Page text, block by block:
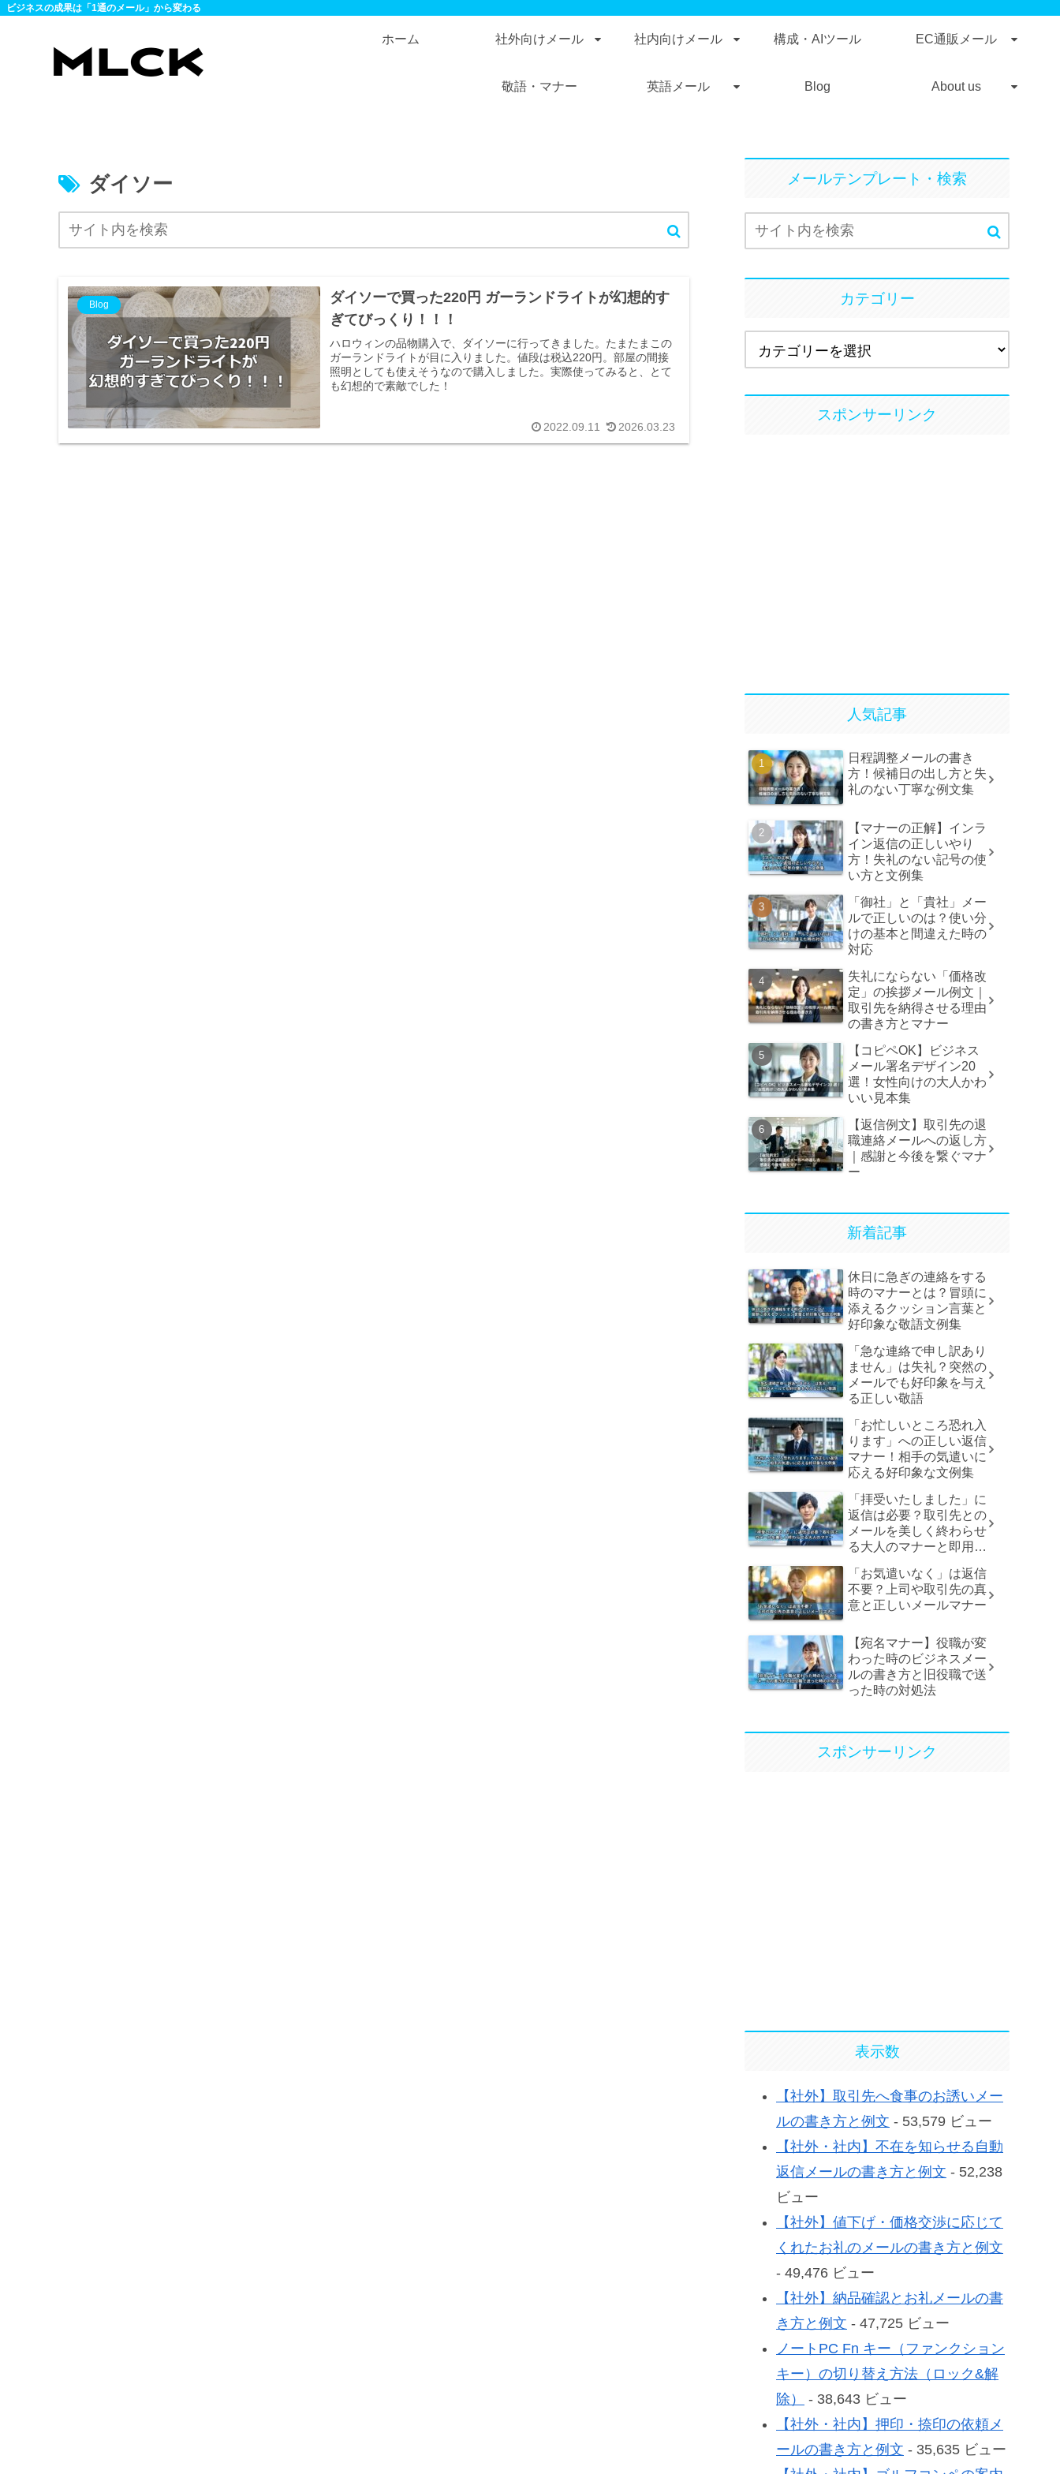
ビジネスの成果は「1通のメール」から変わる
ホーム 社外向けメール 社内向けメール 構成・AIツール EC通販メール
敬語・マナー 英語メール Blog About us
ダイソー
Blog
ダイソーで買った220円 ガーランドライトが幻想的す
ぎてびっくり！！！
ハロウィンの品物購入で、ダイソーに行ってきました。たまたまこの
ガーランドライトが目に入りました。値段は税込220円。部屋の間接
照明としても使えそうなので購入しました。実際使ってみると、とて
も幻想的で素敵でした！
2022.09.11 2026.03.23
メールテンプレート・検索
カテゴリー
スポンサーリンク
人気記事
日程調整メールの書き
方！候補日の出し方と失
礼のない丁寧な例文集
【マナーの正解】インラ
イン返信の正しいやり
方！失礼のない記号の使
い方と文例集
「御社」と「貴社」メー
ルで正しいのは？使い分
けの基本と間違えた時の
対応
失礼にならない「価格改
定」の挨拶メール例文｜
取引先を納得させる理由
の書き方とマナー
【コピペOK】ビジネス
メール署名デザイン20
選！女性向けの大人かわ
いい見本集
【返信例文】取引先の退
職連絡メールへの返し方
｜感謝と今後を繋ぐマナ
ー
新着記事
休日に急ぎの連絡をする
時のマナーとは？冒頭に
添えるクッション言葉と
好印象な敬語文例集
「急な連絡で申し訳あり
ません」は失礼？突然の
メールでも好印象を与え
る正しい敬語
「お忙しいところ恐れ入
ります」への正しい返信
マナー！相手の気遣いに
応える好印象な文例集
「拝受いたしました」に
返信は必要？取引先との
メールを美しく終わらせ
る大人のマナーと即用文
「お気遣いなく」は返信
不要？上司や取引先の真
意と正しいメールマナー
【宛名マナー】役職が変
わった時のビジネスメー
ルの書き方と旧役職で送
った時の対処法
スポンサーリンク
表示数
【社外】取引先へ食事のお誘いメー
ルの書き方と例文 - 53,579 ビュー
【社外・社内】不在を知らせる自動
返信メールの書き方と例文 - 52,238
ビュー
【社外】値下げ・価格交渉に応じて
くれたお礼のメールの書き方と例文
- 49,476 ビュー
【社外】納品確認とお礼メールの書
き方と例文 - 47,725 ビュー
ノートPC Fn キー（ファンクション
キー）の切り替え方法（ロック&解
除）
- 38,643 ビュー
【社外・社内】押印・捺印の依頼メ
ールの書き方と例文 - 35,635 ビュー